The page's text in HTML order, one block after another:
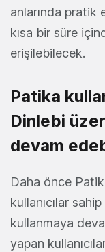
anlarında pratik
kısa bir süre
erişilebilecek.
Patika
Dinlebi
devam
Daha önce
kullanıcılar
kullanmaya
yapan